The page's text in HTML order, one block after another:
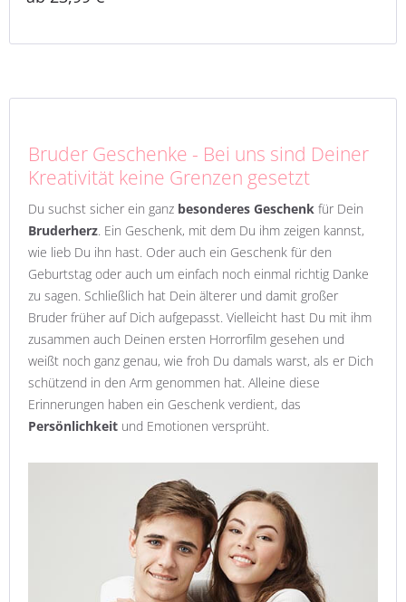
Bruder Geschenke - Bei uns sind Deiner
Kreativität keine Grenzen gesetzt
Du suchst sicher ein ganz besonderes Geschenk für Dein
Bruderherz. Ein Geschenk, mit dem Du ihm zeigen kannst,
wie lieb Du ihn hast. Oder auch ein Geschenk für den
Geburtstag oder auch um einfach noch einmal richtig Danke
zu sagen. Schließlich hat Dein älterer und damit großer
Bruder früher auf Dich aufgepasst. Vielleicht hast Du mit ihm
zusammen auch Deinen ersten Horrorfilm gesehen und
weißt noch ganz genau, wie froh Du damals warst, als er Dich
schützend in den Arm genommen hat. Alleine diese
Erinnerungen haben ein Geschenk verdient, das
Persönlichkeit und Emotionen versprüht.